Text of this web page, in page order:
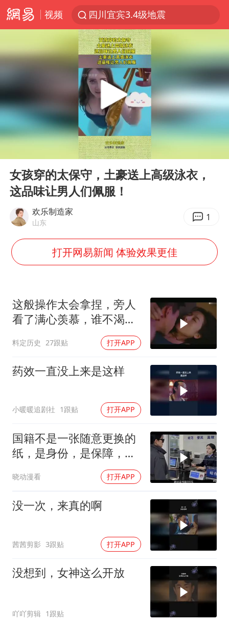
视频
四川宜宾3.4级地震
伊斯兰版北约来了吗
云南一地村民过火把节意外灼伤16人
香港宏福苑火灾或由烟头引起
网约车司机充电时猝死保险拒赔
浙江台州《告全体市民书》
周末打虎 宋致远被查
多所高校取消艺考
泰国初中生饮弹自尽前开了26枪
22岁女生独闯南太行失联12天
习近平心系体育强国建设
Play
女孩穿的太保守，土豪送上高级泳衣，
这品味让男人们佩服！
欢乐制造家
山东 1
打开网易新闻 体验效果更佳
这般操作太会拿捏，旁人
看了满心羡慕，谁不渴望
料定历史 27跟贴 打开APP
药效一直没上来是这样
小暖暖追剧社 1跟贴 打开APP
国籍不是一张随意更换的
纸，是身份，是保障，是
晓动漫看 打开APP
没一次，来真的啊
茜茜剪影 3跟贴 打开APP
没想到，女神这么开放
吖吖剪辑 1跟贴